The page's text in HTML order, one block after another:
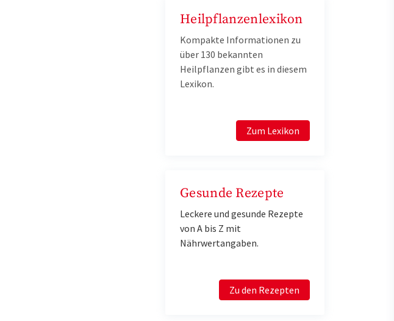
Heilpflanzenlexikon
Kompakte Informationen zu
über 130 bekannten
Heilpflanzen gibt es in diesem
Lexikon.
Zum Lexikon
Gesunde Rezepte
Leckere und gesunde Rezepte
von A bis Z mit
Nährwertangaben.
Zu den Rezepten